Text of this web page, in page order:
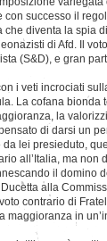
successo il
diventa la spia
di Afd. Il
(S&D), e gran
i veti incrociati
La cofana bionda
la
di darsi un
lei presieduto,
all’Italia, ma
il domino
alla
contrario di
maggioranza in